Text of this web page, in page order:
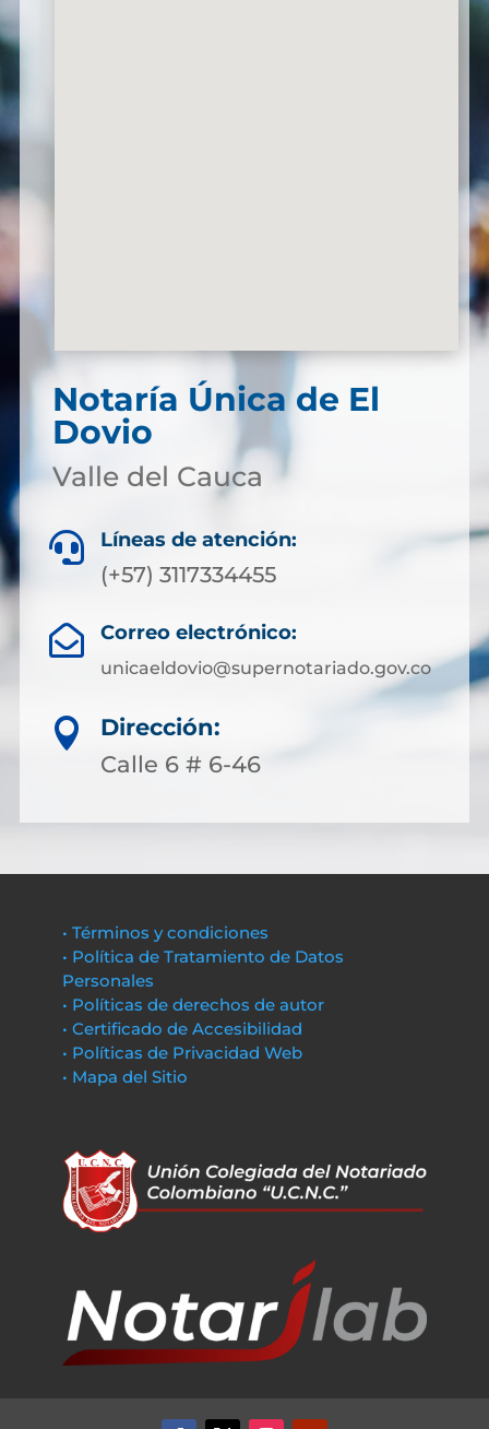
Notaría Única de El
Dovio
Valle del Cauca
 Líneas de atención:
(+57) 3117334455
 Correo electrónico:
unicaeldovio@supernotariado.gov.co

Dirección:
Calle 6 # 6-46
• Términos y condiciones
• Política de Tratamiento de Datos
Personales
• Políticas de derechos de autor
• Certificado de Accesibilidad
• Políticas de Privacidad Web
• Mapa del Sitio